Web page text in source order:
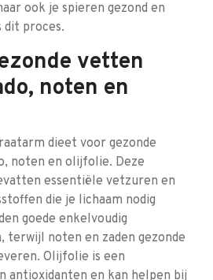
ook je spieren gezond en
dit proces.
vetten
noten en
dieet voor gezonde
noten en olijfolie. Deze
essentiële vetzuren en
die je lichaam nodig
goede enkelvoudig
terwijl noten en zaden gezonde
Olijfolie is een
antioxidanten en kan helpen bij